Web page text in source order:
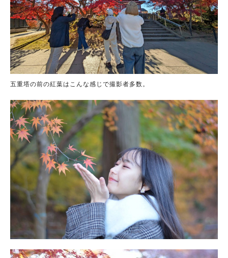
五重塔の前の紅葉はこんな感じで撮影者多数。